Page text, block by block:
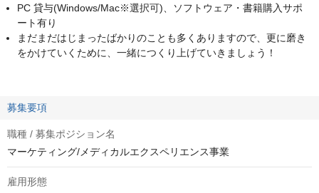
PC 貸与(Windows/Mac※選択可)、ソフトウェア・書籍購入サポ
ート有り
まだまだはじまったばかりのことも多くありますので、更に磨き
をかけていくために、一緒につくり上げていきましょう！
募集要項
職種 / 募集ポジション名
マーケティング/メディカルエクスペリエンス事業
雇用形態